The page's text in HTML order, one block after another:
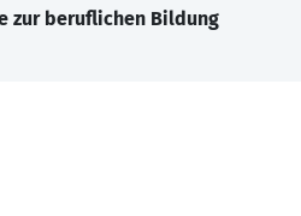
zur beruflichen Bildung